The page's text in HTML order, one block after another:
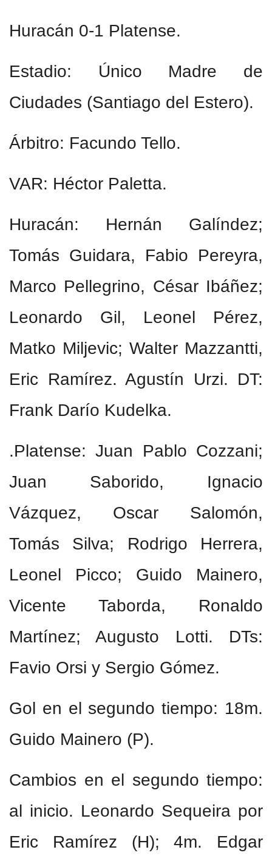
Huracán 0-1 Platense.
Estadio: Único Madre de
Ciudades (Santiago del Estero).
Árbitro: Facundo Tello.
VAR: Héctor Paletta.
Huracán: Hernán Galíndez;
Tomás Guidara, Fabio Pereyra,
Marco Pellegrino, César Ibáñez;
Leonardo Gil, Leonel Pérez,
Matko Miljevic; Walter Mazzantti,
Eric Ramírez. Agustín Urzi. DT:
Frank Darío Kudelka.
.Platense: Juan Pablo Cozzani;
Juan Saborido, Ignacio
Vázquez, Oscar Salomón,
Tomás Silva; Rodrigo Herrera,
Leonel Picco; Guido Mainero,
Vicente Taborda, Ronaldo
Martínez; Augusto Lotti. DTs:
Favio Orsi y Sergio Gómez.
Gol en el segundo tiempo: 18m.
Guido Mainero (P).
Cambios en el segundo tiempo:
al inicio. Leonardo Sequeira por
Eric Ramírez (H); 4m. Edgar